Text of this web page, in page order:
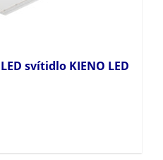
svítidlo KIENO LED